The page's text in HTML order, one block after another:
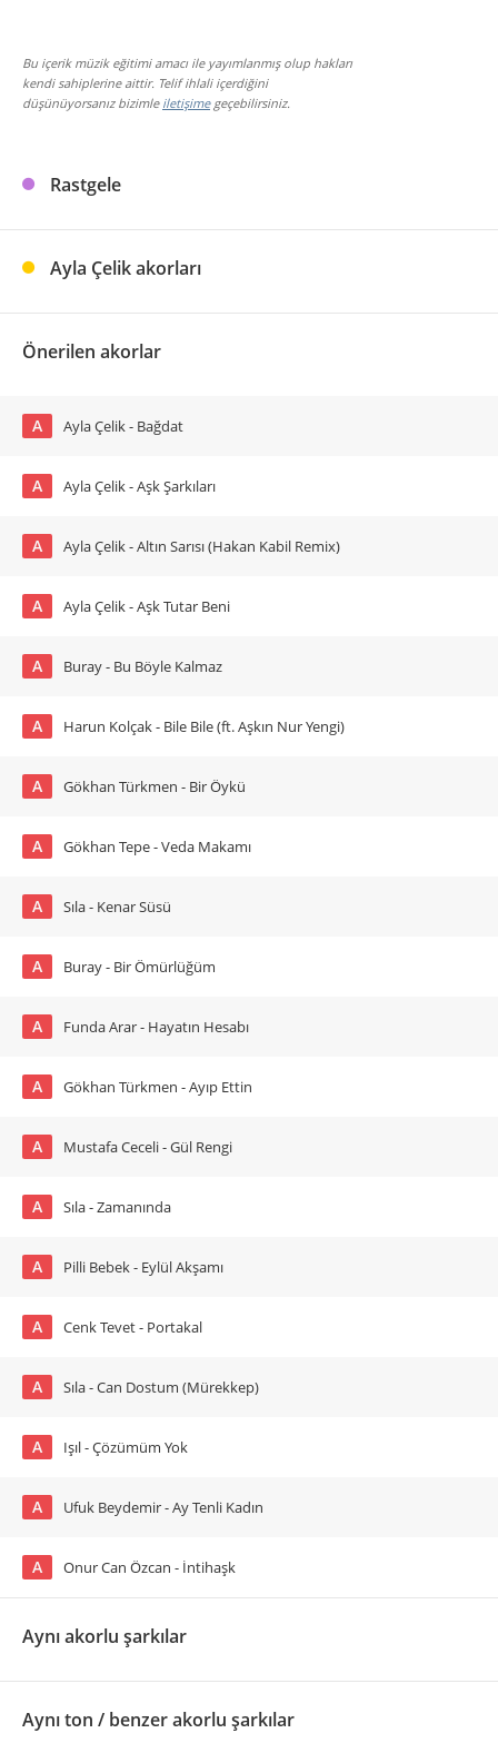
Bu içerik müzik eğitimi amacı ile yayımlanmış olup hakları
kendi sahiplerine aittir. Telif ihlali içerdiğini
düşünüyorsanız bizimle iletişimegeçebilirsiniz.
Rastgele
Ayla Çelik akorları
Önerilen akorlar
A Ayla Çelik - Bağdat
A Ayla Çelik - Aşk Şarkıları
A Ayla Çelik - Altın Sarısı (Hakan Kabil Remix)
A Ayla Çelik - Aşk Tutar Beni
A Buray - Bu Böyle Kalmaz
A Harun Kolçak - Bile Bile (ft. Aşkın Nur Yengi)
A Gökhan Türkmen - Bir Öykü
A Gökhan Tepe - Veda Makamı
A Sıla - Kenar Süsü
A Buray - Bir Ömürlüğüm
A Funda Arar - Hayatın Hesabı
A Gökhan Türkmen - Ayıp Ettin
A Mustafa Ceceli - Gül Rengi
A Sıla - Zamanında
A Pilli Bebek - Eylül Akşamı
A Cenk Tevet - Portakal
A Sıla - Can Dostum (Mürekkep)
A Işıl - Çözümüm Yok
A Ufuk Beydemir - Ay Tenli Kadın
A Onur Can Özcan - İntihaşk
Aynı akorlu şarkılar
Aynı ton / benzer akorlu şarkılar